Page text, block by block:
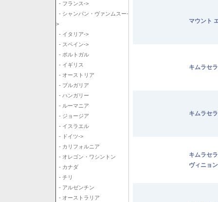
- フランス->
- シャンパン・ヴァンムスー-
>
- イタリア->
- スペイン->
- ポルトガル
- イギリス
- オーストリア
- ブルガリア
- ハンガリー
- ルーマニア
- ジョージア
- イスラエル
- ドイツ->
- カリフォルニア
- オレゴン・ワシントン
- カナダ
- チリ
- アルゼンチン
- オーストラリア
マウント
キムラセ
キムラセ
キムラセ
ヴィニョ